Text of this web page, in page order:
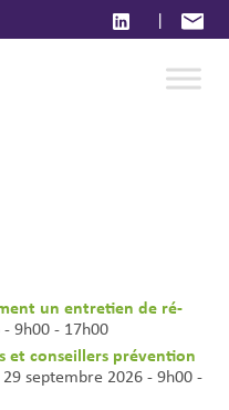
|
un entretien de ré-
9h00 - 17h00
et conseillers prévention
septembre 2026 - 9h00 -